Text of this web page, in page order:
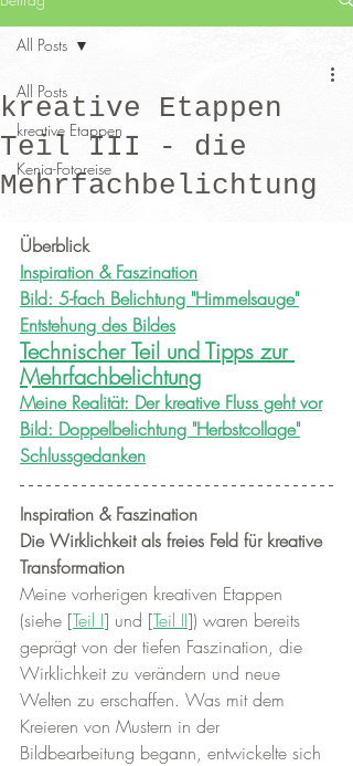
All Posts
kreative Etappen
Kenia-Fotoreise
All Posts
kreative Etappen
Teil III - die
Mehrfachbelichtung
Überblick
Inspiration & Faszination
Bild: 5-fach Belichtung "Himmelsauge"
Entstehung des Bildes
Technischer Teil und Tipps zur
Mehrfachbelichtung
Meine Realität: Der kreative Fluss geht vor
Bild: Doppelbelichtung "Herbstcollage"
Schlussgedanken
Inspiration & Faszination
Die Wirklichkeit als freies Feld für kreative
Transformation
Meine vorherigen kreativen Etappen
(siehe [Teil I] und [Teil II]) waren bereits
geprägt von der tiefen Faszination, die
Wirklichkeit zu verändern und neue
Welten zu erschaffen. Was mit dem
Kreieren von Mustern in der
Bildbearbeitung begann, entwickelte sich